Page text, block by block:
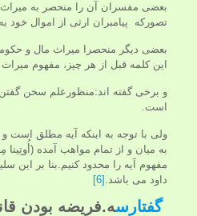
بعضى مفسران آن را منحصر به ميراث
تصورکه پيامبران ارثى از اموال خود
بعضى ديگر منحصرا ميراث مال و
اين كلمه قبل از هر چيز، مفهوم
و برخی گفته اند:منظورعلم سخن
است.
ولى با توجه به اينكه آيه مطلق است
به ميان و از تمام مواهب آمده
مفهوم آيه را محدود كنيم.بنا بر
داود می باشد. [6]
گفتارسه.فریضه بودن